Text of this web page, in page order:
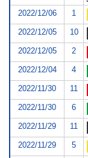
2022/12/06 1
2022/12/05 10
2022/12/05 2
2022/12/04 4
2022/11/30 11
2022/11/30 6
2022/11/29 11
2022/11/29 5